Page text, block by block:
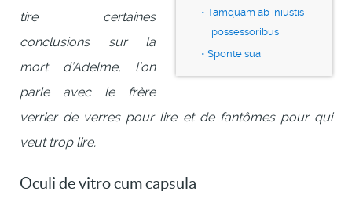
Tamquam ab iniustis
possessoribus
Sponte sua
tire certaines
conclusions sur la
mort d’Adelme, l’on
parle avec le frère
verrier de verres pour lire et de fantômes pour qui
veut trop lire.
Oculi de vitro cum capsula